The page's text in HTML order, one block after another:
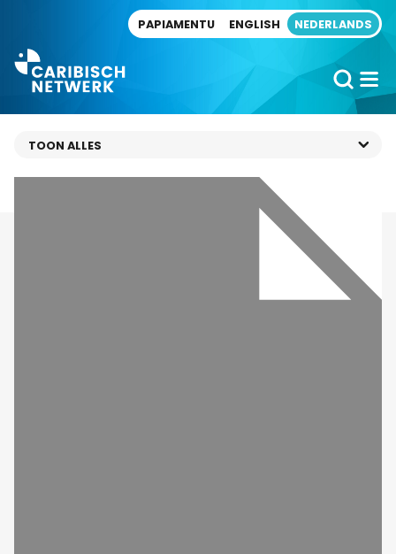
PAPIAMENTU ENGLISH NEDERLANDS